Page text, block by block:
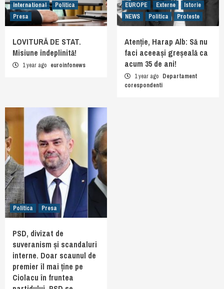
International
Politica
Presa
LOVITURĂ DE STAT.
Misiune îndeplinită!
1 year ago euroinfonews
EUROPE Externe
Istorie
NEWS
Politica Proteste
Atenție, Harap Alb: Să nu
faci aceeași greșeală ca
acum 35 de ani!
1 year ago Departament
corespondenti
Politica Presa
PSD, divizat de
suveranism și scandaluri
interne. Doar scaunul de
premier îl mai ține pe
Ciolacu în fruntea